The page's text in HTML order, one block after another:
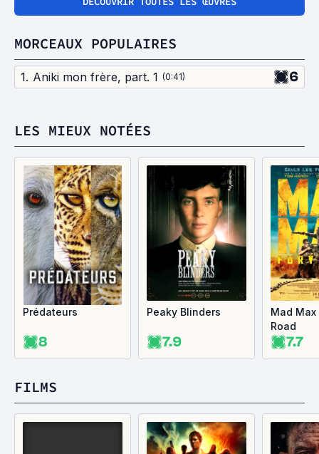
MORCEAUX POPULAIRES
1. Aniki mon frère, part. 1 (0:41) 6
LES MIEUX NOTÉES
Prédateurs
8
Peaky Blinders
7.9
Mad Max
Road
7.7
FILMS